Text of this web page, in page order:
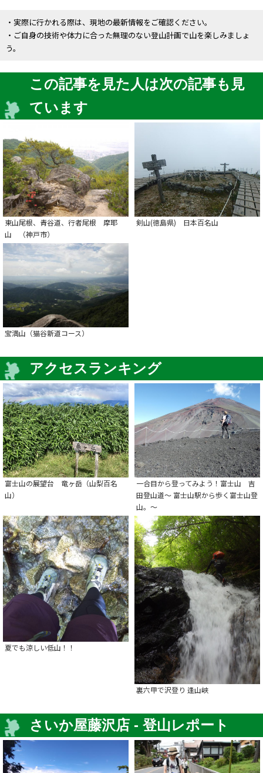
・実際に行かれる際は、現地の最新情報をご確認ください。
・ご自身の技術や体力に合った無理のない登山計画で山を楽しみましょ
う。
この記事を見た人は次の記事も見
ています
東山尾根、青谷道、行者尾根 摩耶
山 （神戸市）
剣山(徳島県) 日本百名山
宝満山（猫谷新道コース）
アクセスランキング
富士山の展望台 竜ヶ岳（山梨百名
山）
一合目から登ってみよう！富士山 吉
田登山道～ 富士山駅から歩く富士山登
山。～
夏でも涼しい低山！！
裏六甲で沢登り 逢山峡
さいか屋藤沢店 - 登山レポート